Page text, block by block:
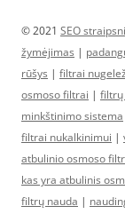
© 2021 SEO
žymėjimas |
rūšys | filtrai
osmoso filtrai | filtrų
minkštinimo sistema
filtrai nukalkinimui |
atbulinio osmoso
kas yra atbulinis
filtrų nauda |